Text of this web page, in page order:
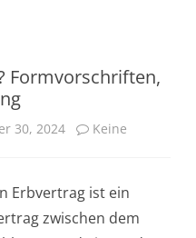
Formvorschriften,
30, 2024 Keine
Erbvertrag ist ein
zwischen dem